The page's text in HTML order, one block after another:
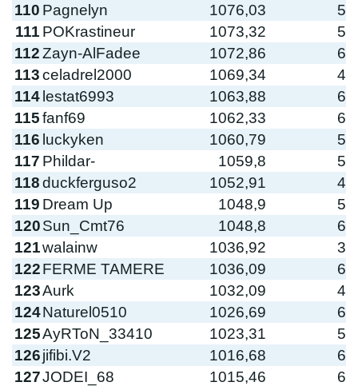
110 Pagnelyn 1076,03
5
111 POKrastineur 1073,32
5
112Zayn-AlFadee 1072,86
6
113celadrel2000 1069,34
4
114lestat6993 1063,88
6
115fanf69 1062,33
6
116 luckyken 1060,79
5
117 Phildar- 1059,8
5
118duckferguso2 1052,91
4
119 Dream Up 1048,9
5
120Sun_Cmt76 1048,8
6
121walainw 1036,92
3
122FERME TAMERE 1036,09
6
123Aurk 1032,09
4
124Naturel0510 1026,69
6
125AyRToN_33410 1023,31
5
126jifibi.V2 1016,68
6
127JODEI_68 1015,46
6